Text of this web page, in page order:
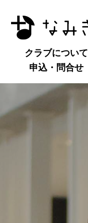
クラブについて
申込・問合せ